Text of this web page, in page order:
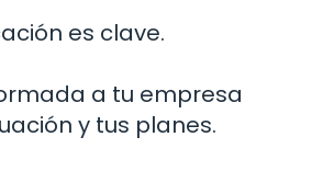
es clave.
a tu empresa
y tus planes.